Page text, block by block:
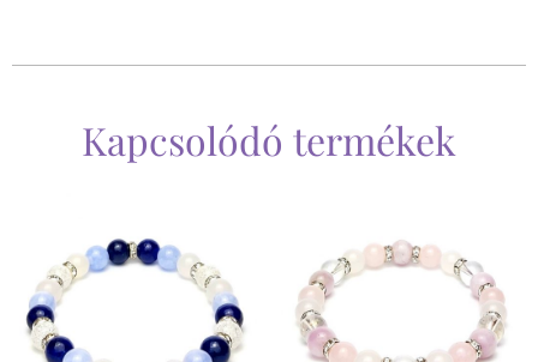
Kapcsolódó termékek